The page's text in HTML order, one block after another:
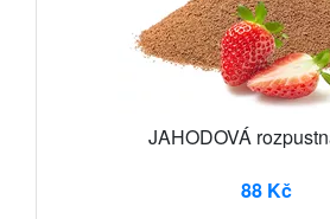
JAHODOVÁ
88 Kč